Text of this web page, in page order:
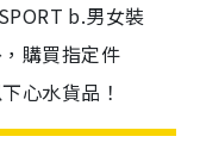
b.男女裝
購買指定件
心水貨品！